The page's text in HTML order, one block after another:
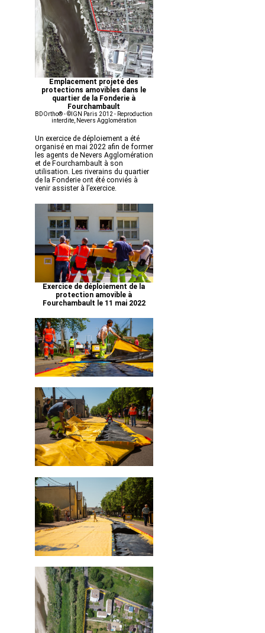
Emplacement projeté des
protections amovibles dans le
quartier de la Fonderie à
Fourchambault
BDOrtho® - ©IGN Paris 2012 - Reproduction
interdite, Nevers Agglomération
Un exercice de déploiement a été
organisé en mai 2022 afin de former
les agents de Nevers Agglomération
et de Fourchambault à son
utilisation. Les riverains du quartier
de la Fonderie ont été conviés à
venir assister à l’exercice.
Exercice de déploiement de la
protection amovible à
Fourchambault le 11 mai 2022